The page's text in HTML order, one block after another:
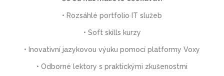
• Rozsáhlé portfolio IT služeb
• Soft skills kurzy
• Inovativní jazykovou výuku pomocí platformy Voxy
• Odborné lektory s praktickými zkušenostmi